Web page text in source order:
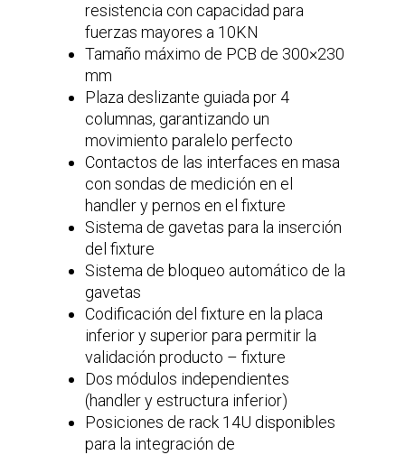
resistencia con capacidad para
fuerzas mayores a 10KN
Tamaño máximo de PCB de 300×230
mm
Plaza deslizante guiada por 4
columnas, garantizando un
movimiento paralelo perfecto
Contactos de las interfaces en masa
con sondas de medición en el
handler y pernos en el fixture
Sistema de gavetas para la inserción
del fixture
Sistema de bloqueo automático de la
gavetas
Codificación del fixture en la placa
inferior y superior para permitir la
validación producto – fixture
Dos módulos independientes
(handler y estructura inferior)
Posiciones de rack 14U disponibles
para la integración de